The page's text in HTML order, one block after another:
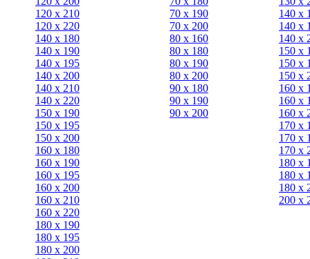
120 x 210
120 x 220
140 x 180
140 х 190
140 х 195
140 х 200
140 x 210
140 x 220
150 х 190
150 х 195
150 х 200
160 x 180
160 х 190
160 х 195
160 х 200
160 x 210
160 x 220
180 х 190
180 х 195
180 х 200
70 х 190
70 х 200
80 х 160
80 х 180
80 x 190
80 x 200
90 х 180
90 x 190
90 x 200
140 х
140 х
140 х
150 х
150 х
150 х
160 х
160 х
160 х
170 х
170 х
170 х
180 х
180 х
180 х
200 x